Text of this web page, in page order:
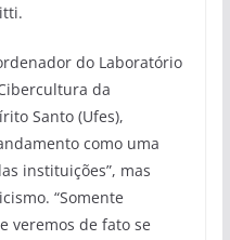
do Laboratório
da
Santo (Ufes),
como uma
instituições”, mas
“Somente
veremos de fato se